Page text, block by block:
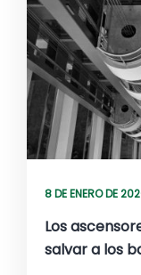
8 DE ENERO DE
Los
salvar a los